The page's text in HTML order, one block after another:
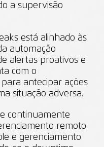
a supervisão
está alinhado às
automação
alertas proativos e
com o
antecipar ações
situação adversa.
continuamente
remoto
e gerenciamento